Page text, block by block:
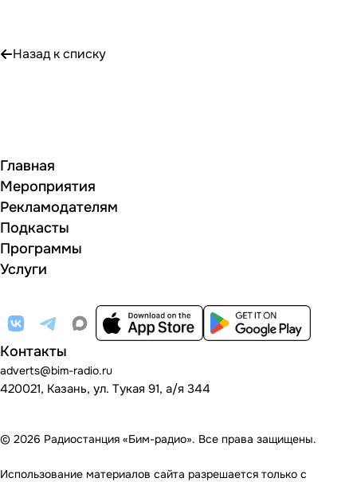
Назад к списку
Главная
Мероприятия
Рекламодателям
Подкасты
Программы
Услуги
Контакты
adverts@bim-radio.ru
420021, Казань, ул. Тукая 91, а/я 344
© 2026 Радиостанция «Бим-радио». Все права защищены.
Использование материалов сайта разрешается только с